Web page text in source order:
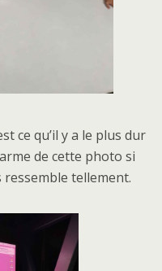
ce qu’il y a le plus dur
de cette photo si
tellement.